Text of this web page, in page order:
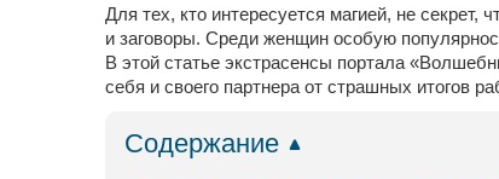
Для тех, кто интересуется магией, не
и заговоры. Среди женщин особую
В этой статье экстрасенсы портала
себя и своего партнера от страшных итогов
Содержание